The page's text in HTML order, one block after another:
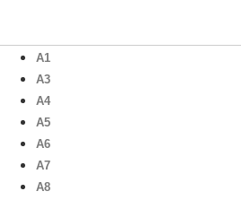
A1
A3
A4
A5
A6
A7
A8